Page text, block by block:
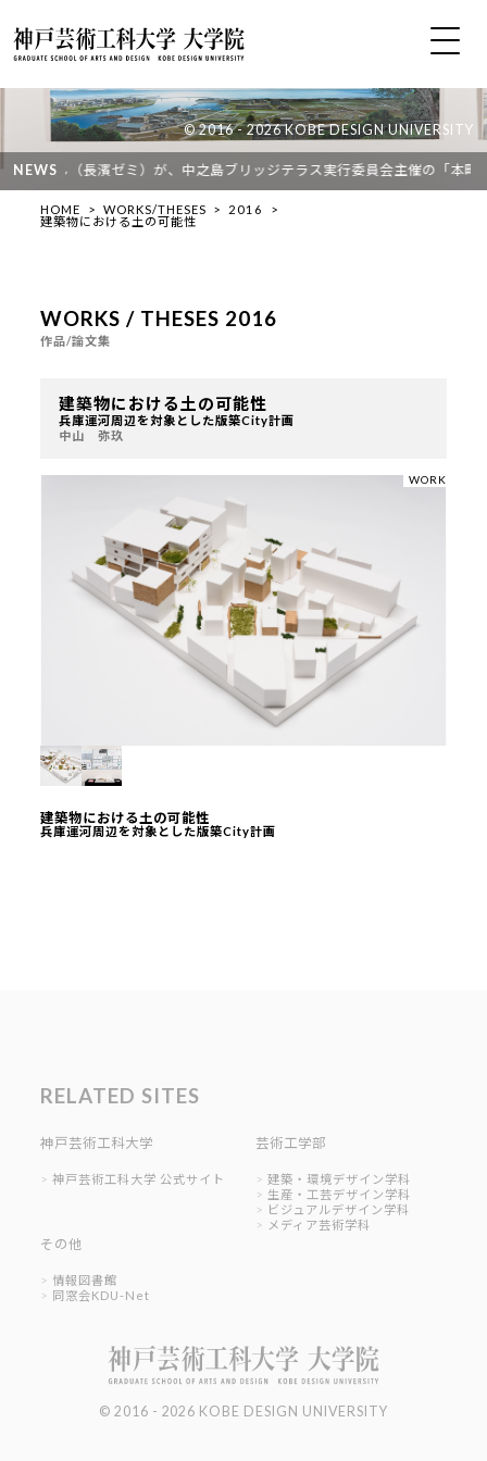
NEWS
さん（長濱ゼミ）が、中之島ブリッジテラス実行委員会主催の「本町
© 2016 - 2026 KOBE DESIGN UNIVERSITY
HOME WORKS/THESES
2016
建築物における土の可能性
WORKS / THESES 2016
作品/論文集
建築物における土の可能性
兵庫運河周辺を対象とした版築City計画
中山 弥玖
WORK
建築物における土の可能性
兵庫運河周辺を対象とした版築City計画
RELATED SITES
神戸芸術工科大学
神戸芸術工科大学 公式サイト
芸術工学部
建築・環境デザイン学科
生産・工芸デザイン学科
ビジュアルデザイン学科
メディア芸術学科
その他
情報図書館
同窓会KDU-Net
© 2016 - 2026 KOBE DESIGN UNIVERSITY